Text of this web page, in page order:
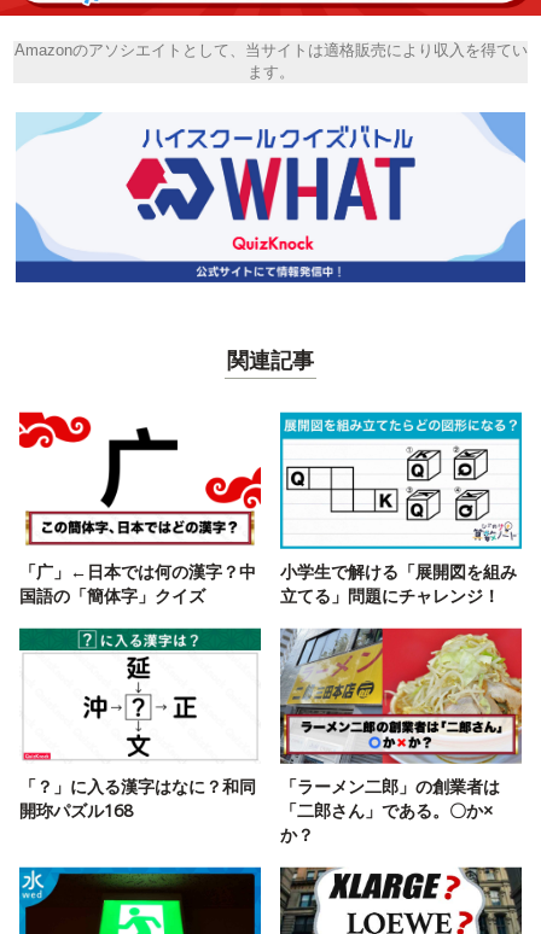
Amazonのアソシエイトとして、当サイトは適格販売により収入を得てい
ます。
関連記事
「广」←日本では何の漢字？中
国語の「簡体字」クイズ
小学生で解ける「展開図を組み
立てる」問題にチャレンジ！
「？」に入る漢字はなに？和同
開珎パズル168
「ラーメン二郎」の創業者は
「二郎さん」である。〇か×
か？